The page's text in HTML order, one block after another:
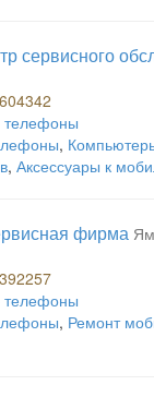
сервисного
,
, Аксессуары к
фирма
, Ремонт